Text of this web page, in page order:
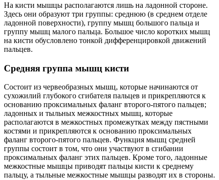
На кисти мышцы располагаются лишь на ладонной стороне.
Здесь они образуют три группы: среднюю (в среднем отделе
ладонной поверхности), группу мышц большого пальца и
группу мышц малого пальца. Большое число коротких мышц
на кисти обусловлено тонкой дифференцировкой движений
пальцев.
Средняя группа мышц кисти
Состоит из червеобразных мышц, которые начинаются от
сухожилий глубокого сгибателя пальцев и прикрепляются к
основанию проксимальных фаланг второго-пятого пальцев;
ладонных и тыльных межкостных мышц, которые
располагаются в межкостных промежутках между пястными
костями и прикрепляются к основанию проксимальных
фаланг второго-пятого пальцев. Функция мышц средней
группы состоит в том, что они участвуют в сгибании
проксимальных фаланг этих пальцев. Кроме того, ладонные
межкостные мышцы приводят пальцы кисти к среднему
пальцу, а тыльные межкостные мышцы разводят их в стороны.